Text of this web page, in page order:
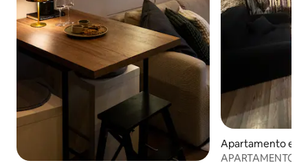
Apartamento en
APARTAMENTO